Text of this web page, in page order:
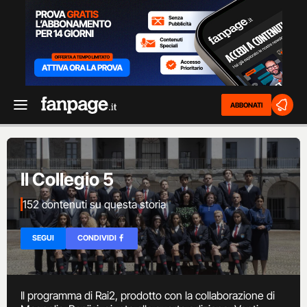
ABBONATI
Il Collegio 5
152 contenuti su questa storia
SEGUI CONDIVIDI
Il programma di Rai2, prodotto con la collaborazione di